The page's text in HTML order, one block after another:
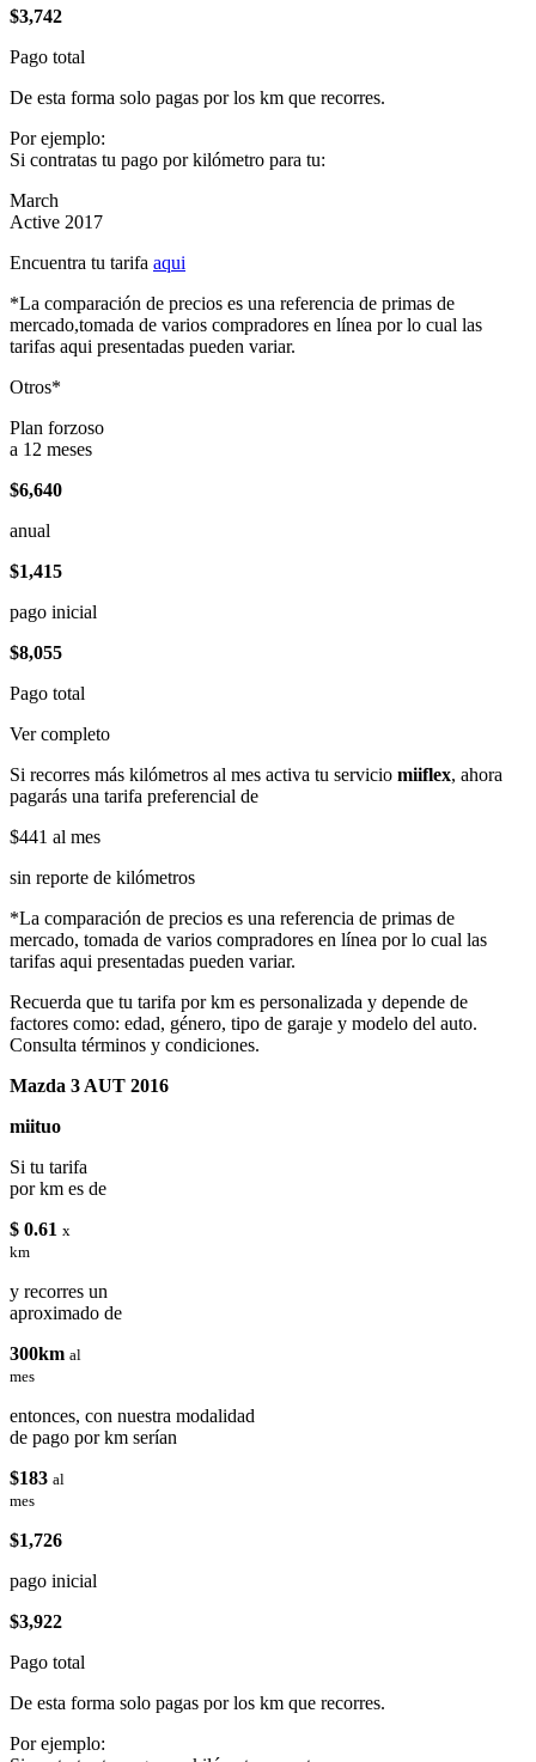
$3,742
Pago total
De esta forma solo pagas por los km que recorres.
Por ejemplo:
Si contratas tu pago por kilómetro para tu:
March
Active 2017
Encuentra tu tarifa aqui
*La comparación de precios es una referencia de primas de
mercado,tomada de varios compradores en línea por lo cual las
tarifas aqui presentadas pueden variar.
Otros*
Plan forzoso
a 12 meses
$6,640
anual
$1,415
pago inicial
$8,055
Pago total
Ver completo
Si recorres más kilómetros al mes activa tu servicio miiflex, ahora
pagarás una tarifa preferencial de
$441 al mes
sin reporte de kilómetros
*La comparación de precios es una referencia de primas de
mercado, tomada de varios compradores en línea por lo cual las
tarifas aqui presentadas pueden variar.
Recuerda que tu tarifa por km es personalizada y depende de
factores como: edad, género, tipo de garaje y modelo del auto.
Consulta términos y condiciones.
Mazda 3 AUT 2016
miituo
Si tu tarifa
por km es de
$ 0.61 x
km
y recorres un
aproximado de
300km al
mes
entonces, con nuestra modalidad
de pago por km serían
$183 al
mes
$1,726
pago inicial
$3,922
Pago total
De esta forma solo pagas por los km que recorres.
Por ejemplo: